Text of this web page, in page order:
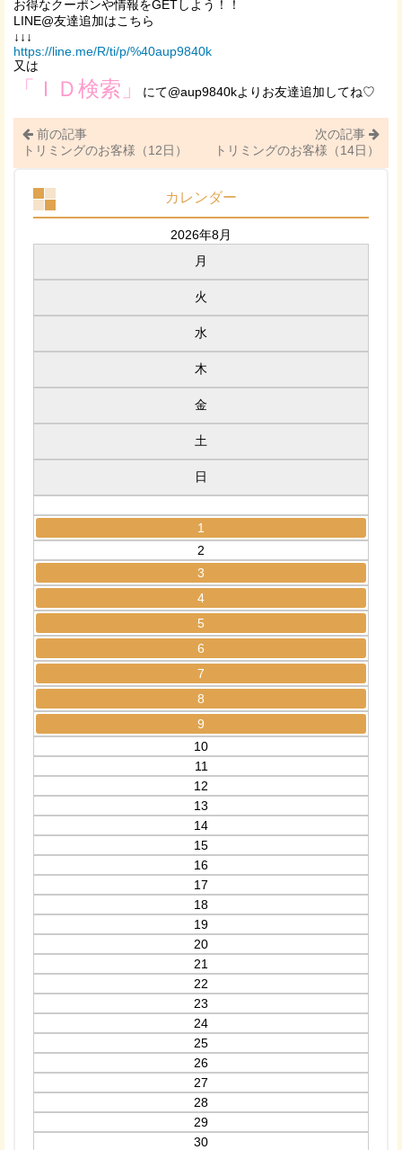
お得なクーポンや情報をGETしよう！！
LINE@友達追加はこちら
↓↓↓
https://line.me/R/ti/p/%40aup9840k
又は
「ＩＤ検索」 にて@aup9840kよりお友達追加してね♡
前の記事
トリミングのお客様（12日）
次の記事
トリミングのお客様（14日）
カレンダー
2026年8月
月
火
水
木
金
土
日
1
2
3
4
5
6
7
8
9
10
11
12
13
14
15
16
17
18
19
20
21
22
23
24
25
26
27
28
29
30